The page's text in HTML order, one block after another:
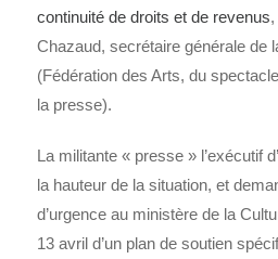
continuité de droits et de revenus
Chazaud, secrétaire générale de
(Fédération des Arts, du
la presse).
La militante « presse » l’exécutif
la hauteur de la situation, et
d’urgence au ministère de la
13 avril d’un plan de soutien